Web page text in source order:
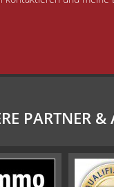
PARTNER